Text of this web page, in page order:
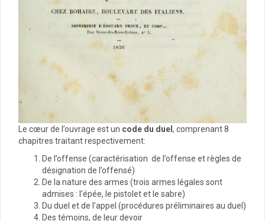
Le cœur de l’ouvrage est un code du duel , comprenant 8
chapitres traitant respectivement:
De l’offense (caractérisation de l’offense et règles de
désignation de l’offensé)
De la nature des armes (trois armes légales sont
admises : l’épée, le pistolet et le sabre)
Du duel et de l’appel (procédures préliminaires au duel)
Des témoins, de leur devoir